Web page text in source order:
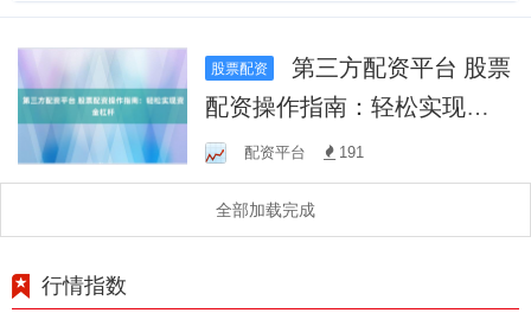
股票配资
第三方配资平台 股票
配资操作指南：轻松实现资
金杠杆配资平台 191
全部加载完成
行情指数